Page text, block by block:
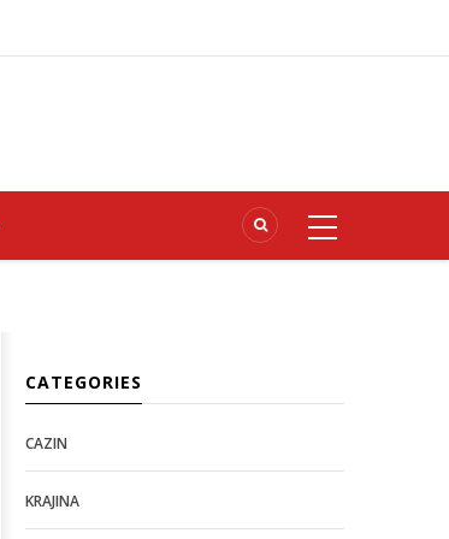
CATEGORIES
CAZIN
KRAJINA